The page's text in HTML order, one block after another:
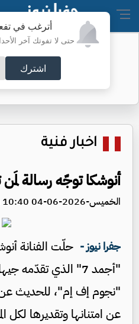
أترغب في
حتى لا تفوتك آخر
اشترك
الأمن
اخبار فنية
أنوشكا توجّه رسالة
الخميس-2026-06-04 10:40 am
جفرا نيوز - حلّت الفنانة
"أجمد 7" الذي تقدّمه
"نجوم إف إم"، للحديث عن
عن امتنانها وتقديرها لكل